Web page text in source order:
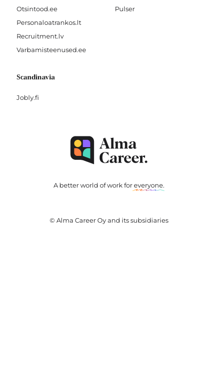
Otsintood.ee
Personaloatrankos.lt
Recruitment.lv
Varbamisteenused.ee
Pulser
Scandinavia
Jobly.fi
A better world of work foreveryone.
© Alma Career Oy and its subsidiaries